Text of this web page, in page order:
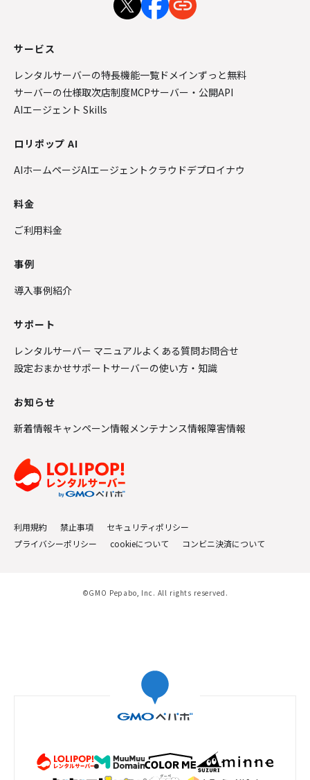
サービス
レンタルサーバーの特長機能一覧 ドメインずっと無料
サーバーの仕様取次店制度MCPサーバー・公開API
AIエージェント Skills
ロリポップ AI
AIホームページAIエージェントクラウドデプロイナウ
料金
ご利用料金
事例
導入事例紹介
サポート
レンタルサーバー マニュアルよくある質問お問合せ
設定おまかせサポートサーバーの使い方・知識
お知らせ
新着情報キャンペーン情報メンテナンス情報障害情報
利用規約 禁止事項
セキュリティポリシー
プライバシーポリシー
cookieについて コンビニ決済について
©GMO Pepabo, Inc. All rights reserved.